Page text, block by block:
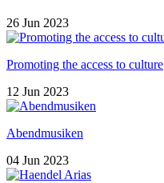
26 Jun 2023
Promoting the access to culture
12 Jun 2023
Abendmusiken
04 Jun 2023